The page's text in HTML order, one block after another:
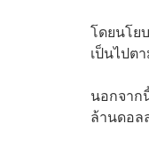
โดยนโย
เป็นไปต
นอกจาก
ล้านดอล